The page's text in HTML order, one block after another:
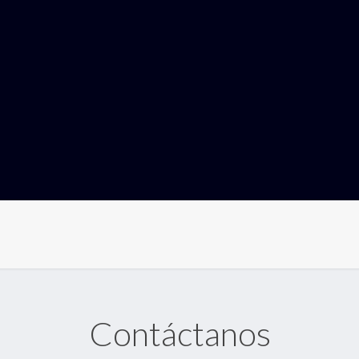
Contáctanos